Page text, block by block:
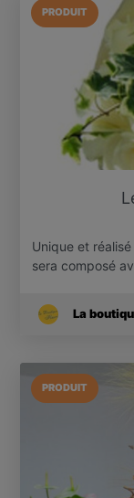
PRODUIT
Unique et
sera composé
La
PRODUIT